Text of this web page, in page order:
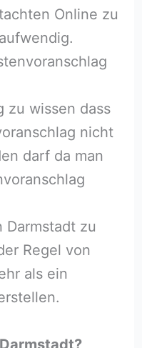
Online zu
zu wissen dass
nicht
darf da man
Darmstadt zu
Regel von
als ein